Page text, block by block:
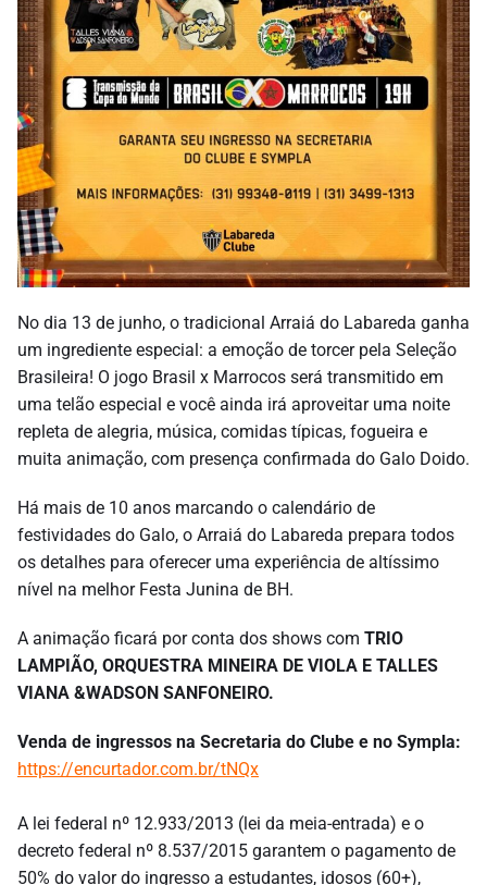
No dia 13 de junho, o tradicional Arraiá do Labareda ganha
um ingrediente especial: a emoção de torcer pela Seleção
Brasileira! O jogo Brasil x Marrocos será transmitido em
uma telão especial e você ainda irá aproveitar uma noite
repleta de alegria, música, comidas típicas, fogueira e
muita animação, com presença confirmada do Galo Doido.
Há mais de 10 anos marcando o calendário de
festividades do Galo, o Arraiá do Labareda prepara todos
os detalhes para oferecer uma experiência de altíssimo
nível na melhor Festa Junina de BH.
A animação ficará por conta dos shows com TRIO
LAMPIÃO, ORQUESTRA MINEIRA DE VIOLA E TALLES
VIANA &WADSON SANFONEIRO.
Venda de ingressos na Secretaria do Clube e no Sympla:
https://encurtador.com.br/tNQx
A lei federal nº 12.933/2013 (lei da meia-entrada) e o
decreto federal nº 8.537/2015 garantem o pagamento de
50% do valor do ingresso a estudantes, idosos (60+),